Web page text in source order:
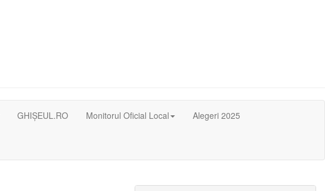
GHIȘEUL.RO Monitorul Oficial Local Alegeri 2025